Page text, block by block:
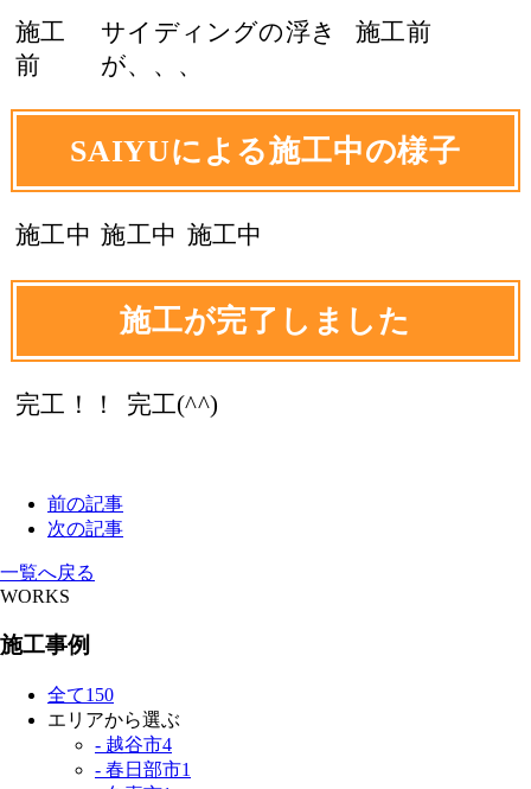
施工
前
サイディングの浮き
が、、、
施工前
SAIYUによる施工中の様子
施工中 施工中 施工中
施工が完了しました
完工！！ 完工(^^)
前の記事
次の記事
一覧へ戻る
WORKS
施工事例
全て150
エリアから選ぶ
- 越谷市4
- 春日部市1